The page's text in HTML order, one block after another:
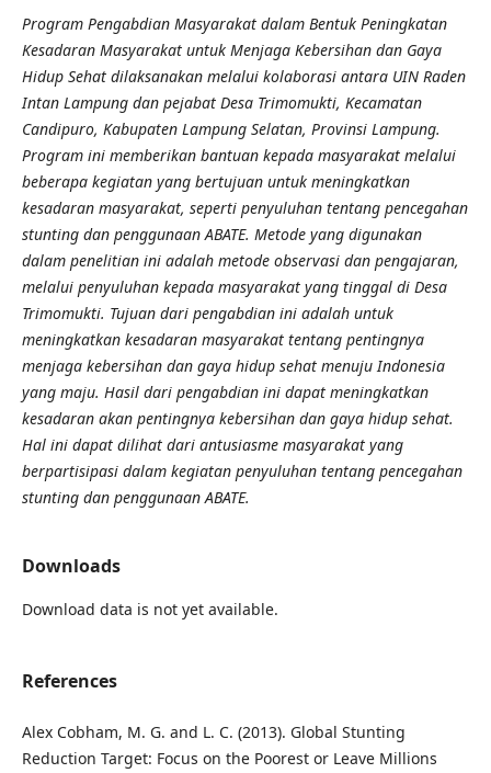
Program Pengabdian Masyarakat dalam Bentuk Peningkatan
Kesadaran Masyarakat untuk Menjaga Kebersihan dan Gaya
Hidup Sehat dilaksanakan melalui kolaborasi antara UIN Raden
Intan Lampung dan pejabat Desa Trimomukti, Kecamatan
Candipuro, Kabupaten Lampung Selatan, Provinsi Lampung.
Program ini memberikan bantuan kepada masyarakat melalui
beberapa kegiatan yang bertujuan untuk meningkatkan
kesadaran masyarakat, seperti penyuluhan tentang pencegahan
stunting dan penggunaan ABATE. Metode yang digunakan
dalam penelitian ini adalah metode observasi dan pengajaran,
melalui penyuluhan kepada masyarakat yang tinggal di Desa
Trimomukti. Tujuan dari pengabdian ini adalah untuk
meningkatkan kesadaran masyarakat tentang pentingnya
menjaga kebersihan dan gaya hidup sehat menuju Indonesia
yang maju. Hasil dari pengabdian ini dapat meningkatkan
kesadaran akan pentingnya kebersihan dan gaya hidup sehat.
Hal ini dapat dilihat dari antusiasme masyarakat yang
berpartisipasi dalam kegiatan penyuluhan tentang pencegahan
stunting dan penggunaan ABATE.
Downloads
Download data is not yet available.
References
Alex Cobham, M. G. and L. C. (2013). Global Stunting
Reduction Target: Focus on the Poorest or Leave Millions